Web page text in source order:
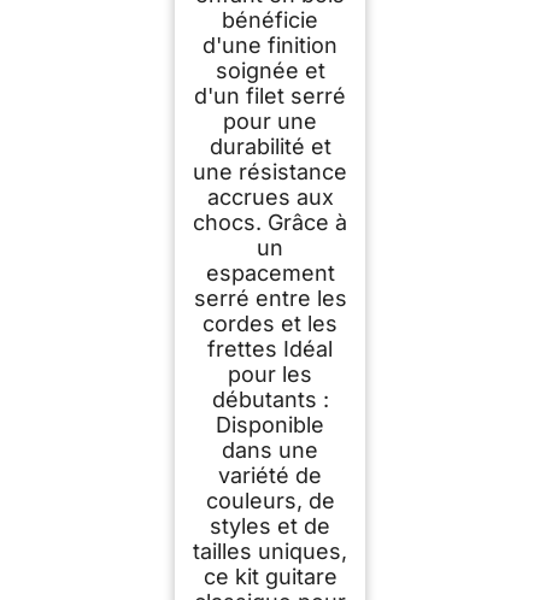
bénéficie
d'une finition
soignée et
d'un filet serré
pour une
durabilité et
une résistance
accrues aux
chocs. Grâce à
un
espacement
serré entre les
cordes et les
frettes Idéal
pour les
débutants :
Disponible
dans une
variété de
couleurs, de
styles et de
tailles uniques,
ce kit guitare